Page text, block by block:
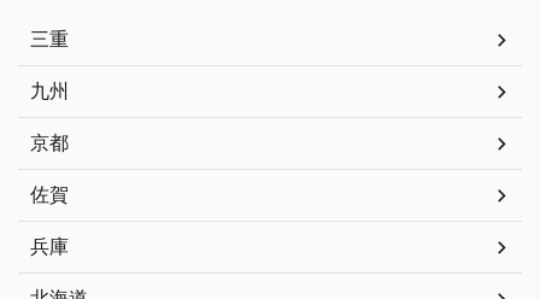
三重
九州
京都
佐賀
兵庫